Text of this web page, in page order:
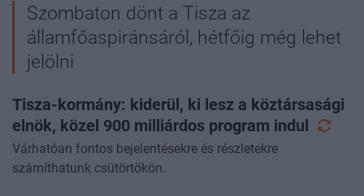
Szombaton dönt a Tisza az
államfőaspiránsáról, hétfőig még lehet
jelölni
Tisza-kormány: kiderül, ki lesz a köztársasági
elnök, közel 900 milliárdos program indul
Várhatóan fontos bejelentésekre és részletekre
számíthatunk csütörtökön.